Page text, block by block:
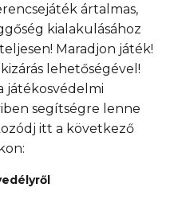
ártalmas,
kialakulásához
Maradjon játék!
lehetőségével!
játékosvédelmi
segítségre lenne
itt a következő